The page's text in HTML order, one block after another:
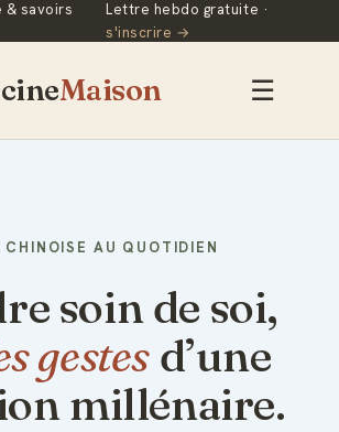
& savoirs
Lettre hebdo gratuite ·
s'inscrire →
Maison ☰
CHINOISE AU QUOTIDIEN
soin de soi,
gestes d’une
millénaire.